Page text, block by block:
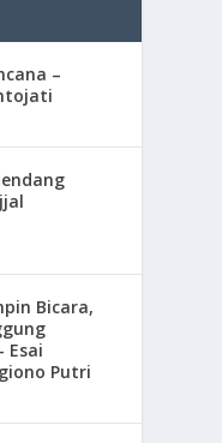
–
Bicara,
Esai
Putri